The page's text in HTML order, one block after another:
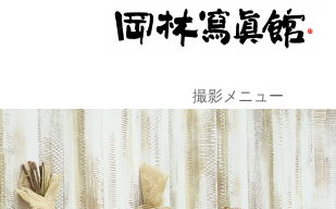
撮影メニュー